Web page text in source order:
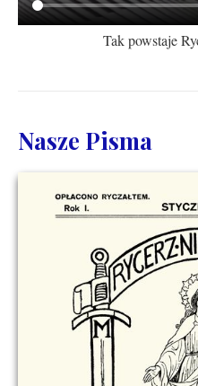
Tak powstaje
Nasze Pisma